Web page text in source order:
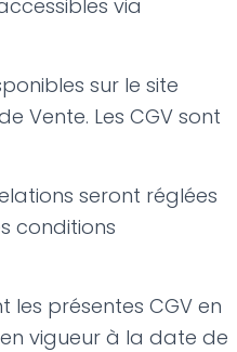
via
sur le site
Vente. Les CGV sont
seront réglées
conditions
présentes CGV en
vigueur à la date de